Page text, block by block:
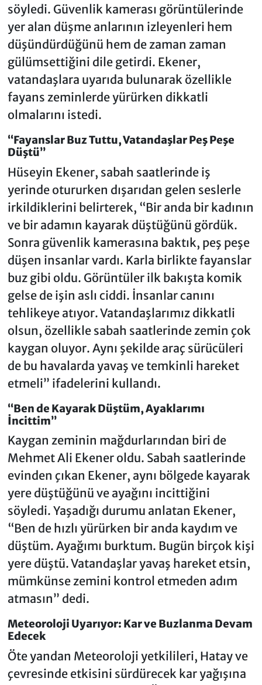
söyledi. Güvenlik kamerası görüntülerinde
yer alan düşme anlarının izleyenleri hem
düşündürdüğünü hem de zaman zaman
gülümsettiğini dile getirdi. Ekener,
vatandaşlara uyarıda bulunarak özellikle
fayans zeminlerde yürürken dikkatli
olmalarını istedi.
“Fayanslar Buz Tuttu, Vatandaşlar Peş Peşe
Düştü”
Hüseyin Ekener, sabah saatlerinde iş
yerinde otururken dışarıdan gelen seslerle
irkildiklerini belirterek, “Bir anda bir kadının
ve bir adamın kayarak düştüğünü gördük.
Sonra güvenlik kamerasına baktık, peş peşe
düşen insanlar vardı. Karla birlikte fayanslar
buz gibi oldu. Görüntüler ilk bakışta komik
gelse de işin aslı ciddi. İnsanlar canını
tehlikeye atıyor. Vatandaşlarımız dikkatli
olsun, özellikle sabah saatlerinde zemin çok
kaygan oluyor. Aynı şekilde araç sürücüleri
de bu havalarda yavaş ve temkinli hareket
etmeli” ifadelerini kullandı.
“Ben de Kayarak Düştüm, Ayaklarımı
İncittim”
Kaygan zeminin mağdurlarından biri de
Mehmet Ali Ekener oldu. Sabah saatlerinde
evinden çıkan Ekener, aynı bölgede kayarak
yere düştüğünü ve ayağını incittiğini
söyledi. Yaşadığı durumu anlatan Ekener,
“Ben de hızlı yürürken bir anda kaydım ve
düştüm. Ayağımı burktum. Bugün birçok kişi
yere düştü. Vatandaşlar yavaş hareket etsin,
mümkünse zemini kontrol etmeden adım
atmasın” dedi.
Meteoroloji Uyarıyor: Kar ve Buzlanma Devam
Edecek
Öte yandan Meteoroloji yetkilileri, Hatay ve
çevresinde etkisini sürdürecek kar yağışına